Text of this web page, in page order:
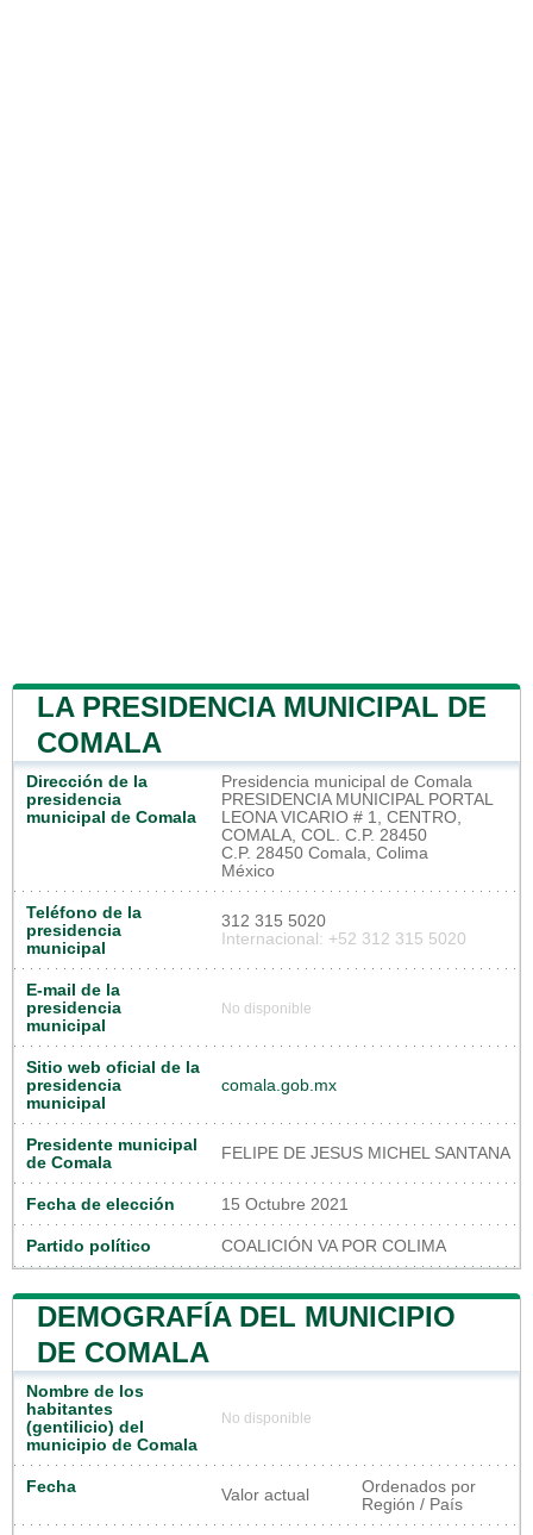
LA PRESIDENCIA MUNICIPAL DE
COMALA
Dirección de la
presidencia
municipal de Comala
Presidencia municipal de Comala
PRESIDENCIA MUNICIPAL PORTAL
LEONA VICARIO # 1, CENTRO,
COMALA, COL. C.P. 28450
C.P. 28450 Comala, Colima
México
Teléfono de la
presidencia
municipal
312 315 5020
Internacional: +52 312 315 5020
E-mail de la
presidencia
municipal
No disponible
Sitio web oficial de la
presidencia
municipal
comala.gob.mx
Presidente municipal
de Comala
FELIPE DE JESUS MICHEL SANTANA
Fecha de elección 15 Octubre 2021
Partido político COALICIÓN VA POR COLIMA
DEMOGRAFÍA DEL MUNICIPIO
DE COMALA
Nombre de los
habitantes
(gentilicio) del
municipio de Comala
No disponible
Fecha Valor actual
Ordenados por
Región / País